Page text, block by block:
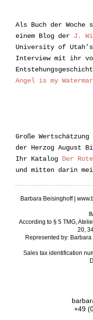
Als Buch der
einem Blog der J.
University of
Interview mit ihr
Angel is my
Große
der Herzog August
Ihr Katalog Der
und mitten darin
Barbara Beisinghoff |
According to § 5 TMG,
20,
Represented by:
Sales tax identification
+49